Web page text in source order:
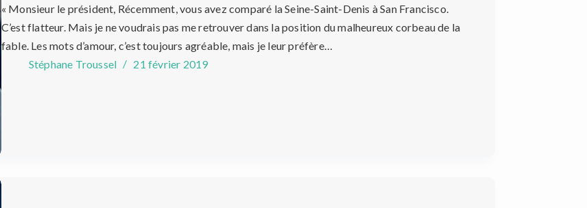
« Monsieur le président, Récemment, vous avez comparé la Seine-Saint-Denis à San Francisco.
C’est flatteur. Mais je ne voudrais pas me retrouver dans la position du malheureux corbeau de la
fable. Les mots d’amour, c’est toujours agréable, mais je leur préfère…
Stéphane Troussel
21 février 2019